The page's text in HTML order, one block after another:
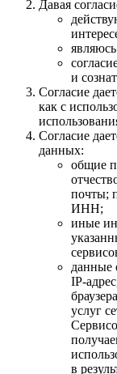
Давая
и
Согласие
как с
Согласие
данных:
общие
почты;
ИНН;
иные
данные
IP-
услуг
в